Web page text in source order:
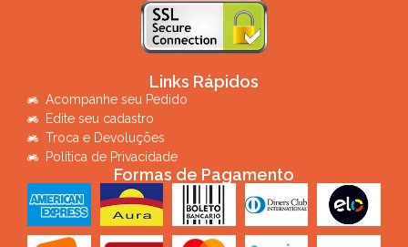
Links Rápidos
Acompanhe seu Pedido
Edite seu cadastro
Troca e Devoluções
Política de Privacidade
Formas de Pagamento